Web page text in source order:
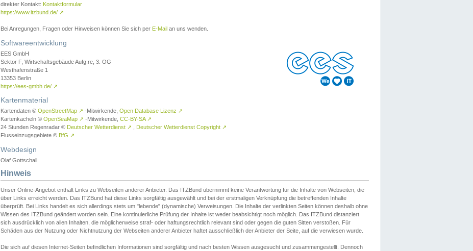
direkter Kontakt: Kontaktformular
https://www.itzbund.de/ ↗
Bei Anregungen, Fragen oder Hinweisen können Sie sich per E-Mail an uns wenden.
Softwareentwicklung
EES GmbH
Sektor F, Wirtschaftsgebäude Aufg.re, 3. OG
Westhafenstraße 1
13353 Berlin
https://ees-gmbh.de/ ↗
Kartenmaterial
Kartendaten © OpenStreetMap ↗ -Mitwirkende, Open Database Lizenz ↗
Kartenkacheln © OpenSeaMap ↗ -Mitwirkende, CC-BY-SA ↗
24 Stunden Regenradar © Deutscher Wetterdienst ↗ Deutscher Wetterdienst Copyright ↗
Flusseinzugsgebiete © BfG ↗
Webdesign
Olaf Gottschall
Hinweis
Unser Online-Angebot enthält Links zu Webseiten anderer Anbieter. Das ITZBund übernimmt keine Verantwortung für die Inhalte von Webseiten, die
über Links erreicht werden. Das ITZBund hat diese Links sorgfältig ausgewählt und bei der erstmaligen Verknüpfung die betreffenden Inhalte
überprüft. Bei Links handelt es sich allerdings stets um "lebende" (dynamische) Verweisungen. Die Inhalte der verlinkten Seiten können deshalb ohne
Wissen des ITZBund geändert worden sein. Eine kontinuierliche Prüfung der Inhalte ist weder beabsichtigt noch möglich. Das ITZBund distanziert
sich ausdrücklich von allen Inhalten, die möglicherweise straf- oder haftungsrechtlich relevant sind oder gegen die guten Sitten verstoßen. Für
Schäden aus der Nutzung oder Nichtnutzung der Webseiten anderer Anbieter haftet ausschließlich der Anbieter der Seite, auf die verwiesen wurde.
Die sich auf diesen Internet-Seiten befindlichen Informationen sind sorgfältig und nach besten Wissen ausgesucht und zusammengestellt. Dennoch